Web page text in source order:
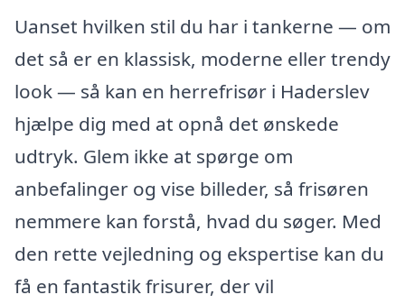
Uanset hvilken stil du har i tankerne — om
det så er en klassisk, moderne eller trendy
look — så kan en herrefrisør i Haderslev
hjælpe dig med at opnå det ønskede
udtryk. Glem ikke at spørge om
anbefalinger og vise billeder, så frisøren
nemmere kan forstå, hvad du søger. Med
den rette vejledning og ekspertise kan du
få en fantastik frisurer, der vil